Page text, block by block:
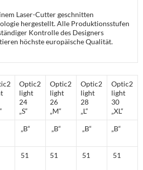
Laser-Cutter geschnitten
hergestellt. Alle Produktionsstufen
Kontrolle des Designers
höchste europäische Qualität.
Optic2
light
24
„S“
Optic2
light
26
„M“
Optic2
light
28
„L“
Optic2
light
30
„XL“
„B“ „B“ „B“ „B“
51 51 51 51